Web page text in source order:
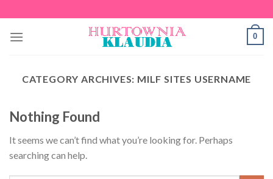
to
content
0
CATEGORY ARCHIVES: MILF SITES USERNAME
Nothing Found
It seems we can’t find what you’re looking for. Perhaps
searching can help.